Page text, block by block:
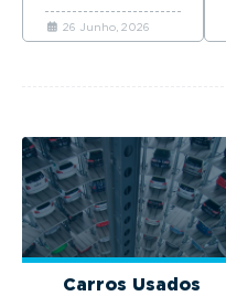
FILINTO MOTA na
construção de uma
26 Junho, 2026
Carros Usados